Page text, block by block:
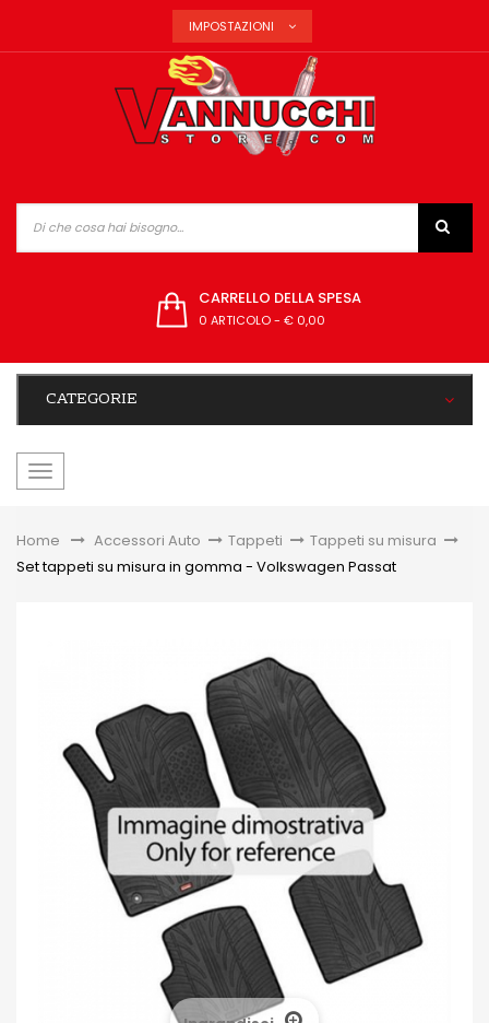
IMPOSTAZIONI
CARRELLO DELLA SPESA
0 ARTICOLO- € 0,00
CATEGORIE
navigazione
Home &gt;Accessori Auto > Tappeti > Tappeti su misura >
Set tappeti su misura in gomma - Volkswagen Passat